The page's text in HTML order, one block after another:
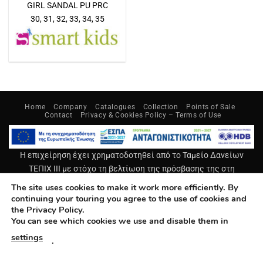
GIRL SANDAL PU PRC
30, 31, 32, 33, 34, 35
Home Company Catalogues Collection
Points of Sale
Contact
Privacy & Cookies Policy – Terms of Use
Η επιχείρηση έχει χρηματοδοτηθεί από το Ταμείο Δανείων
ΤΕΠΙΧ ΙΙΙ με στόχο τη βελτίωση της πρόσβασης της στη
χρηματοδότηση, καλύπτοντας μεγάλο εύρος των
χρηματοδοτικών αναγκών της με σκοπό την ενίσχυση της
παραγωγικής λειτουργίας της, την βελτίωση των διαδικασιών
και των παραγόμενων προϊόντων & υπηρεσιών, την βελτίωση
της ανταγωνιστικότητάς της και της θέσης της στις διεθνείς
The site uses cookies to make it work more efficiently. By
continuing your touring you agree to the use of cookies and
the Privacy Policy.
You can see which cookies we use and disable them in
settings
.